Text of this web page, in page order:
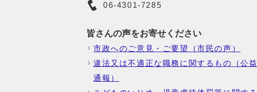
06-4301-7285
皆さんの声をお寄せください
市政へのご意見・ご要望（市民の声）
違法又は不適正な職務に関するもの（公益
通報）